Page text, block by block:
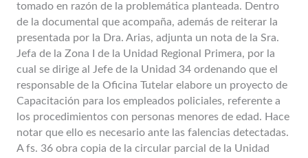
tomado en razón de la problemática planteada. Dentro
de la documental que acompaña, además de reiterar la
presentada por la Dra. Arias, adjunta un nota de la Sra.
Jefa de la Zona I de la Unidad Regional Primera, por la
cual se dirige al Jefe de la Unidad 34 ordenando que el
responsable de la Oficina Tutelar elabore un proyecto de
Capacitación para los empleados policiales, referente a
los procedimientos con personas menores de edad. Hace
notar que ello es necesario ante las falencias detectadas.
A fs. 36 obra copia de la circular parcial de la Unidad